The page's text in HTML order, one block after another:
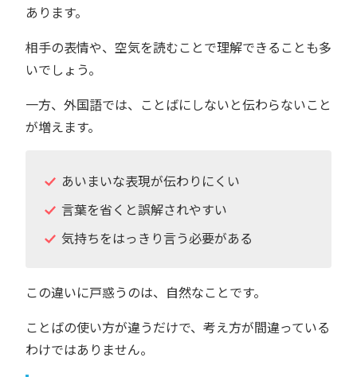
あります。
相手の表情や、空気を読むことで理解できることも多
いでしょう。
一方、外国語では、ことばにしないと伝わらないこと
が増えます。
あいまいな表現が伝わりにくい
言葉を省くと誤解されやすい
気持ちをはっきり言う必要がある
この違いに戸惑うのは、自然なことです。
ことばの使い方が違うだけで、考え方が間違っている
わけではありません。